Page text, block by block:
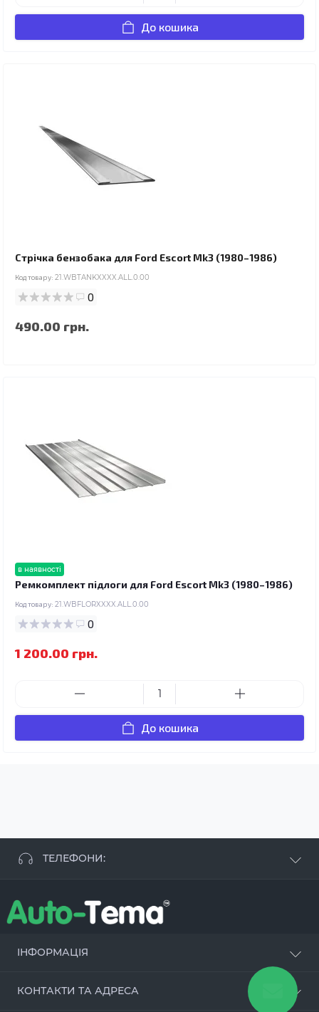
До кошика
Стрічка бензобака для Ford Escort Mk3 (1980–1986)
Код товару: 21.WBTANKXXXX.ALL.0.00
0
490.00 грн.
в наявності
Ремкомплект підлоги для Ford Escort Mk3 (1980–1986)
Код товару: 21.WBFLORXXXX.ALL.0.00
0
1 200.00 грн.
До кошика
ТЕЛЕФОНИ:
+38 096 250 84 38
+38 099 657 61 50
ІНФОРМАЦІЯ
КОНТАКТИ ТА АДРЕСА